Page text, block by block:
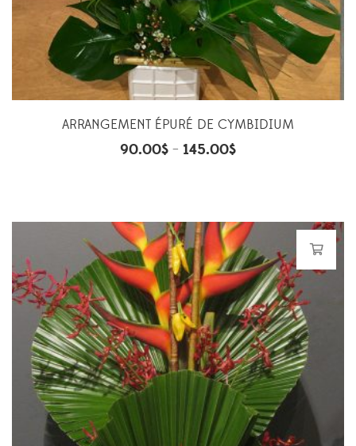
ARRANGEMENT ÉPURÉ DE CYMBIDIUM
90.00$ – 145.00$